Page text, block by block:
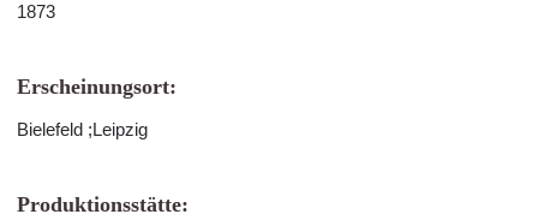
1873
Erscheinungsort:
Bielefeld ;Leipzig
Produktionsstätte: